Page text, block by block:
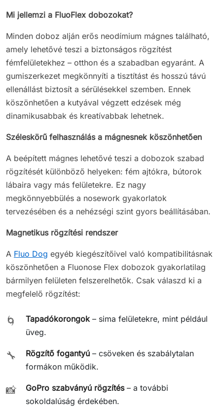
Mi jellemzi a FluoFlex dobozokat?
Minden doboz alján erős neodímium mágnes található,
amely lehetővé teszi a biztonságos rögzítést
fémfelületekhez – otthon és a szabadban egyaránt. A
gumiszerkezet megkönnyíti a tisztítást és hosszú távú
ellenállást biztosít a sérülésekkel szemben. Ennek
köszönhetően a kutyával végzett edzések még
dinamikusabbak és kreatívabbak lehetnek.
Széleskörű felhasználás a mágnesnek köszönhetően
A beépített mágnes lehetővé teszi a dobozok szabad
rögzítését különböző helyeken: fém ajtókra, bútorok
lábaira vagy más felületekre. Ez nagy
megkönnyebbülés a nosework gyakorlatok
tervezésében és a nehézségi szint gyors beállításában.
Magnetikus rögzítési rendszer
A Fluo Dog egyéb kiegészítőivel való kompatibilitásnak
köszönhetően a Fluonose Flex dobozok gyakorlatilag
bármilyen felületen felszerelhetők. Csak válaszd ki a
megfelelő rögzítést:
🌀 Tapadókorongok – sima felületekre, mint például
üveg.
🔧 Rögzítő fogantyú – csöveken és szabálytalan
formákon működik.
📸 GoPro szabványú rögzítés– a további
sokoldalúság érdekében.